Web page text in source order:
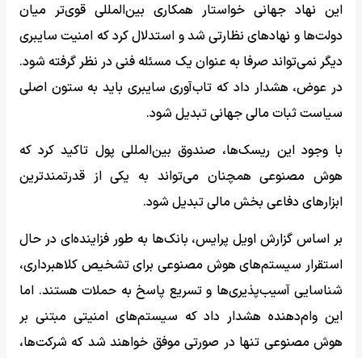
این نهاد جهانی خواستار همکاری بین‌المللی قوی‌تر میان
دولت‌ها و نهادهای نظارتی شد و استدلال کرد که امنیت سایبری
دیگر نمی‌تواند صرفا به عنوان یک مسئله فنی در نظر گرفته شود.
در عوض، هشدار داد که تاب‌آوری سایبری باید به ستون اصلی
سیاست ثبات مالی جهانی تبدیل شود.
با وجود این ریسک‌ها، صندوق بین‌المللی پول تاکید کرد که
هوش مصنوعی همچنان می‌تواند به یکی از قدرتمندترین
ابزارهای دفاعی بخش مالی تبدیل شود.
بر اساس گزارش اویل پرایس، بانک‌ها به طور فزاینده‌ای در حال
استقرار سیستم‌های هوش مصنوعی برای تشخیص کلاهبرداری،
شناسایی آسیب‌پذیری‌ها و تسریع پاسخ به حملات هستند. اما
این وام‌دهنده هشدار داد که سیستم‌های امنیتی مبتنی بر
هوش مصنوعی تنها در صورتی موفق خواهند شد که شرکت‌ها،